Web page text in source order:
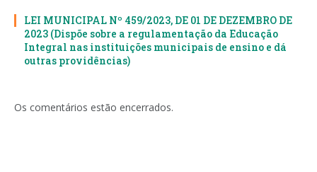
LEI MUNICIPAL Nº 459/2023, DE 01 DE DEZEMBRO DE
2023 (Dispõe sobre a regulamentação da Educação
Integral nas instituições municipais de ensino e dá
outras providências)
Os comentários estão encerrados.